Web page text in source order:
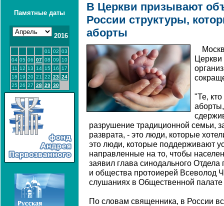
Памятные даты
2016
01 02 03
04 05 06 07 08 09
10
11
12 13 14 15 16
17
18 19 20 21 22 23 24
25 26 27 28 29 30
В Церкви призывают
России структуры,
аборты
Церкви
"Те,
разрушение традиционной семьи,
разврата, - это люди, которые
это люди, которые поддерживают
направленные на то, чтобы
заявил глава синодального
и общества протоиерей Всеволод
слушаниях в Общественной
По словам священника, в России